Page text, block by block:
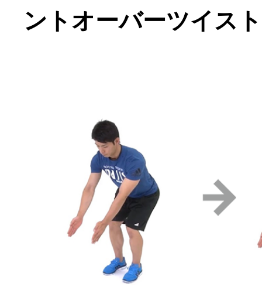
ントオーバーツイス